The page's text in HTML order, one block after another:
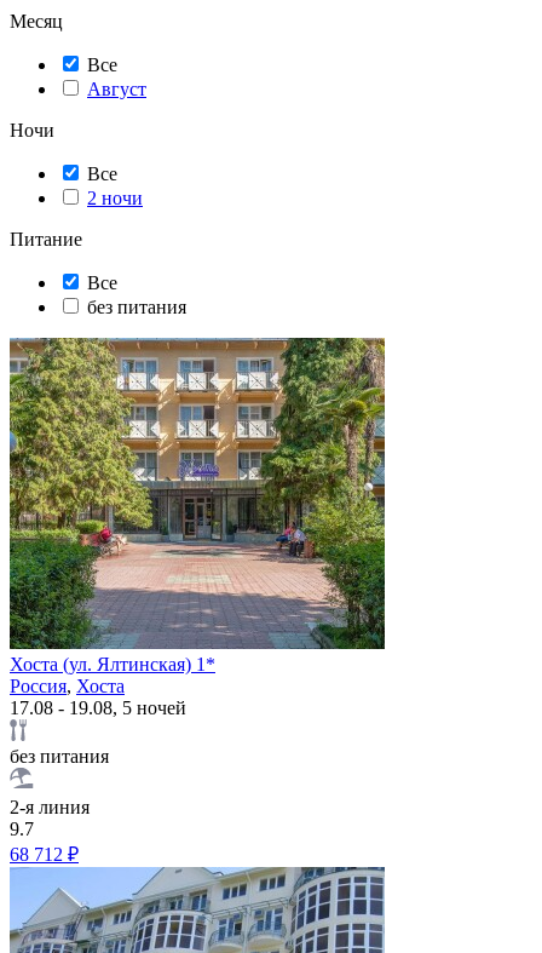
Месяц
Все
Август
Ночи
Все
2 ночи
Питание
Все
без питания
Хоста (ул. Ялтинская) 1*
Россия, Хоста
17.08 - 19.08, 5 ночей
без питания
2-я линия
9.7
68 712 ₽